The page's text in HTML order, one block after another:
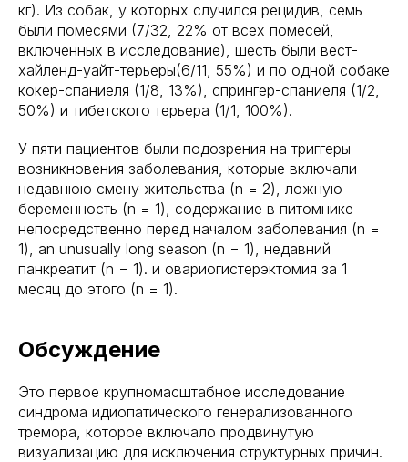
кг). Из собак, у которых случился рецидив, семь
были помесями (7/32, 22% от всех помесей,
включенных в исследование), шесть были вест-
хайленд-уайт-терьеры(6/11, 55%) и по одной собаке
кокер-спаниеля (1/8, 13%), спрингер-спаниеля (1/2,
50%) и тибетского терьера (1/1, 100%).
У пяти пациентов были подозрения на триггеры
возникновения заболевания, которые включали
недавнюю смену жительства (n = 2), ложную
беременность (n = 1), содержание в питомнике
непосредственно перед началом заболевания (n =
1), an unusually long season (n = 1), недавний
панкреатит (n = 1). и овариогистерэктомия за 1
месяц до этого (n = 1).
Обсуждение
Это первое крупномасштабное исследование
синдрома идиопатического генерализованного
тремора, которое включало продвинутую
визуализацию для исключения структурных причин.